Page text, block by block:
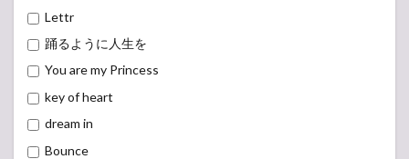
Lettr
踊るように人生を
You are my Princess
key of heart
dream in
Bounce